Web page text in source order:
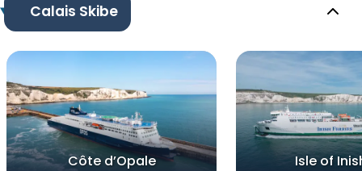
Calais Skibe
Côte d’Opale Isle of